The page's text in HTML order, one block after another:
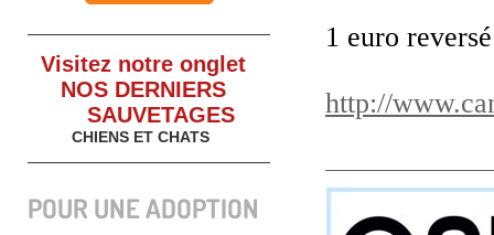
Visitez notre onglet
NOS DERNIERS
SAUVETAGES
CHIENS ET CHATS
POUR UNE ADOPTION
1 euro
http://